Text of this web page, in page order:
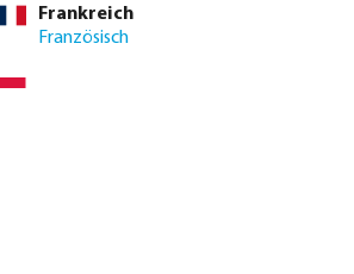
Frankreich
Französisch